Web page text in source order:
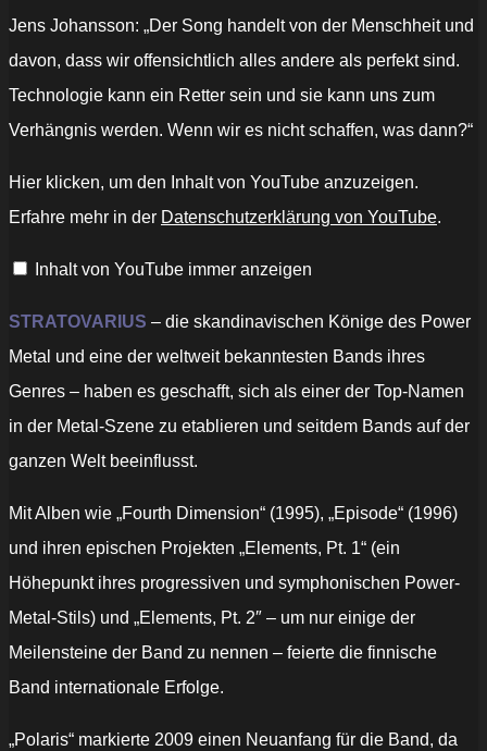
Jens Johansson: „Der Song handelt von der Menschheit und
davon, dass wir offensichtlich alles andere als perfekt sind.
Technologie kann ein Retter sein und sie kann uns zum
Verhängnis werden. Wenn wir es nicht schaffen, was dann?“
„STRATOVARIUS
'Broken'
Official
YouTube
Hier klicken, um den Inhalt von YouTube anzuzeigen.
Erfahre mehr in der Datenschutzerklärung von YouTube.
Inhalt von YouTube immer anzeigen
STRATOVARIUS – die skandinavischen Könige des Power
Metal und eine der weltweit bekanntesten Bands ihres
Genres – haben es geschafft, sich als einer der Top-Namen
in der Metal-Szene zu etablieren und seitdem Bands auf der
ganzen Welt beeinflusst.
Mit Alben wie „Fourth Dimension“ (1995), „Episode“ (1996)
und ihren epischen Projekten „Elements, Pt. 1“ (ein
Höhepunkt ihres progressiven und symphonischen Power-
Metal-Stils) und „Elements, Pt. 2″ – um nur einige der
Meilensteine der Band zu nennen – feierte die finnische
Band internationale Erfolge.
„Polaris“ markierte 2009 einen Neuanfang für die Band, da